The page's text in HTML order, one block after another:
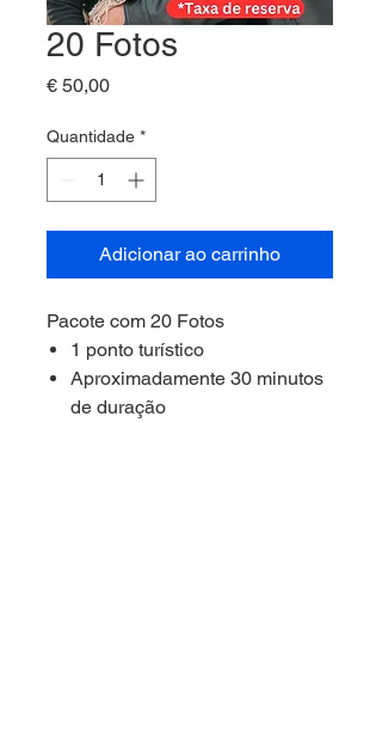
20 Fotos
€ 50,00Preço
Quantidade *
Adicionar ao carrinho
Pacote com 20 Fotos
1 ponto turístico
Aproximadamente 30 minutos
de duração